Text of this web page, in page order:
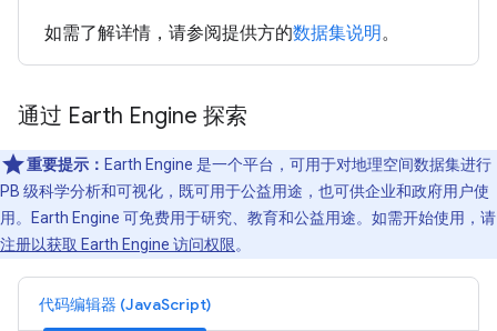
如需了解详情，请参阅提供方的数据集说明。
通过 Earth Engine 探索
重要提示： Earth Engine 是一个平台，可用于对地理空间数据集进行
PB 级科学分析和可视化，既可用于公益用途，也可供企业和政府用户使
用。Earth Engine 可免费用于研究、教育和公益用途。如需开始使用，请
注册以获取 Earth Engine 访问权限。
代码编辑器 (JavaScript)